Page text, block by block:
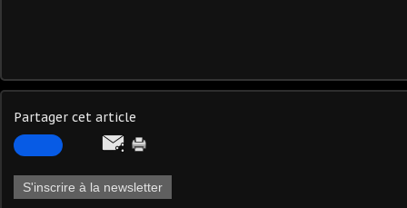
Partager cet article
S'inscrire à la newsletter